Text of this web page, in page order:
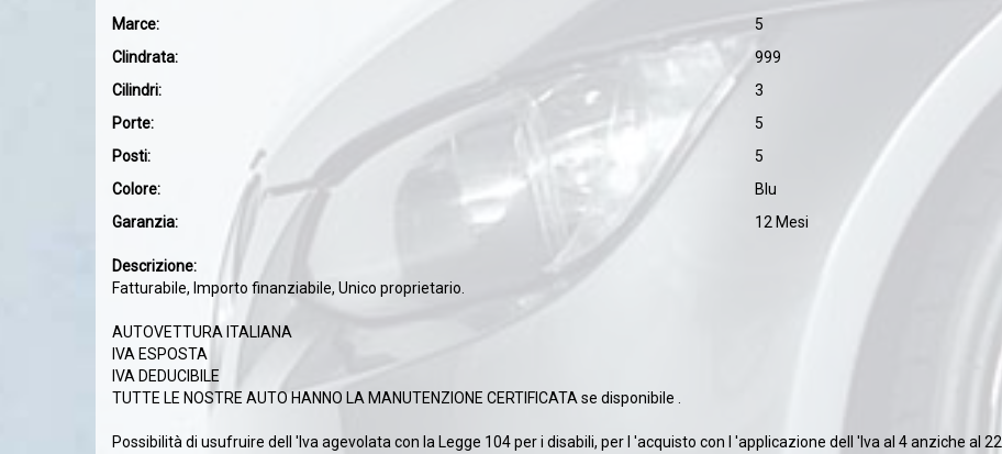
Marce:
5
Clindrata:
999
Cilindri:
3
Porte:
5
Posti:
5
Colore:
Blu
Garanzia:
12 Mesi
Descrizione:
Fatturabile, Importo finanziabile, Unico proprietario.
AUTOVETTURA ITALIANA
IVA ESPOSTA
IVA DEDUCIBILE
TUTTE LE NOSTRE AUTO HANNO LA MANUTENZIONE CERTIFICATA se disponibile .
Possibilità di usufruire dell 'Iva agevolata con la Legge 104 per i disabili, per l 'acquisto con l 'applicazione dell 'Iva al 4 anziche al 22